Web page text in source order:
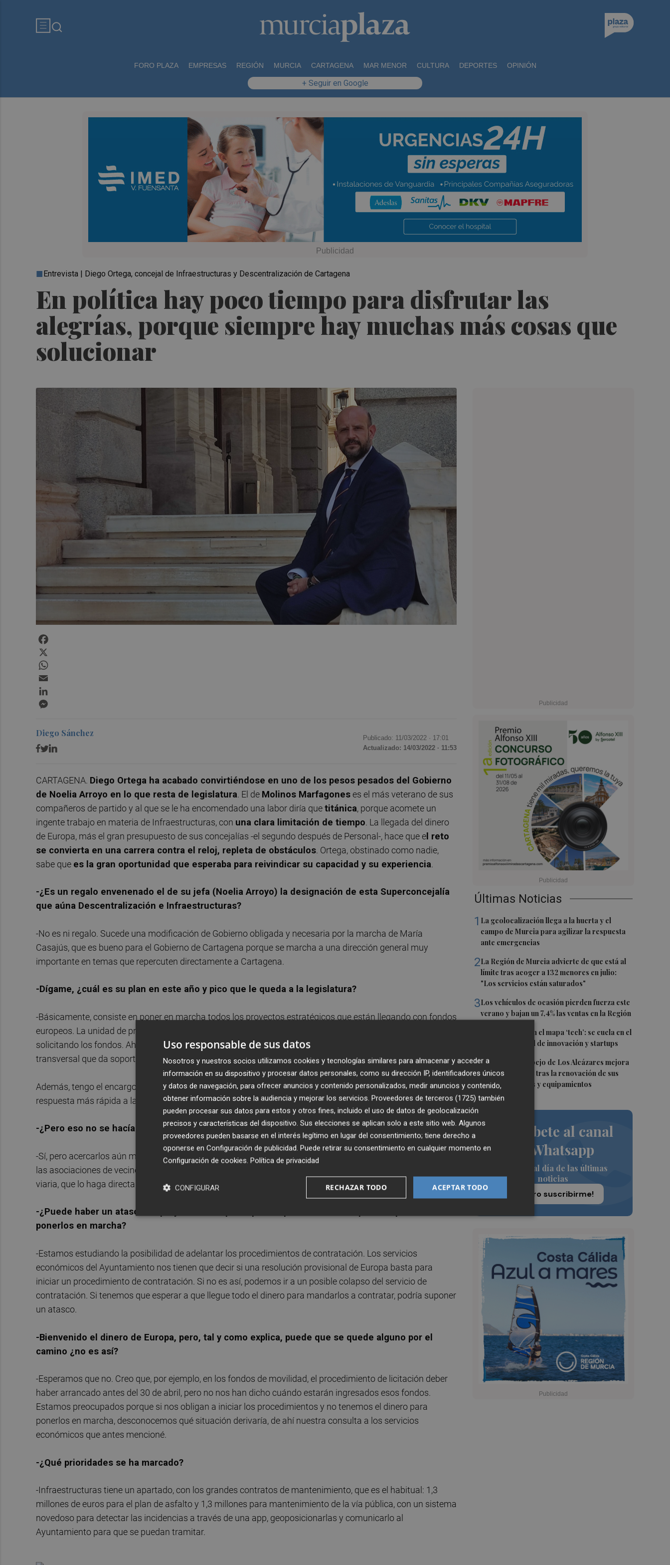
FORO PLAZA EMPRESAS REGIÓN MURCIA CARTAGENA MAR MENOR CULTURA DEPORTES OPINIÓN
+ Seguir en Google
En política hay poco tiempo para disfrutar las
alegrías, porque siempre hay muchas más cosas que
solucionar
Entrevista | Diego Ortega, concejal de Infraestructuras y Descentralización de Cartagena
Últimas Noticias
1 La geolocalización llega a la huerta y el
campo de Murcia para agilizar la respuesta
ante emergencias
2La Región de Murcia advierte de que está al
límite tras acoger a 132 menores en julio:
"Los servicios están saturados"
3Los vehículos de ocasión pierden fuerza este
verano y bajan un 7,4% las ventas en la Región
Murcia escala en el mapa ‘tech’: se cuela en el
‘top 10’ nacional de innovación y startups
5La Playa del Espejo de Los Alcázares mejora
su accesibilidad tras la renovación de sus
infraestructuras y equipamientos
Suscríbete al canal
de Whatsapp
Siempre al día de las últimas
noticias
¡Quiero suscribirme!
Diego Sánchez Publicado: 11/03/2022 · 17:01
Actualizado: 14/03/2022 · 11:53
CARTAGENA. Diego Ortega ha acabado convirtiéndose en uno de los pesos pesados del Gobierno
de Noelia Arroyo en lo que resta de legislatura. El de Molinos Marfagones es el más veterano de sus
compañeros de partido y al que se le ha encomendado una labor diría quetitánica, porque acomete un
ingente trabajo en materia de Infraestructuras, con una clara limitación de tiempo. La llegada del dinero
de Europa, más el gran presupuesto de sus concejalías -el segundo después de Personal-, hace que el reto
se convierta en una carrera contra el reloj, repleta de obstáculos. Ortega, obstinado como nadie,
sabe que es la gran oportunidad que esperaba para reivindicar su capacidad y su experiencia.
-¿Es un regalo envenenado el de su jefa (Noelia Arroyo) la designación de esta Superconcejalía
que aúna Descentralización e Infraestructuras?
-No es ni regalo. Sucede una modificación de Gobierno obligada y necesaria por la marcha de María
Casajús, que es bueno para el Gobierno de Cartagena porque se marcha a una dirección general muy
importante en temas que repercuten directamente a Cartagena.
-Dígame, ¿cuál es su plan en este año y pico que le queda a la legislatura?
-Básicamente, consiste en poner en marcha todos los proyectos estratégicos que están llegando con fondos
europeos. La unidad de proyectos europeos, que dirige Cristina Mora, está haciendo un trabajo importante
solicitando los fondos. Ahora hay que hacer realidad esos proyectos. Infraestructuras es una concejalía
transversal que da soporte a todos los servicios municipales del Ayuntamiento.
Además, tengo el encargo de la alcaldesa de acercar los servicios municipales a los vecinos, para dar una
respuesta más rápida a las necesidades y demandas que ellos nos realizan.
-¿Pero eso no se hacía ya?
-Sí, pero acercarlos aún más. Por ejemplo, la concesionaria del Servicio de Limpieza ha de interactuar con
las asociaciones de vecinos. Si ellos son los que deben dar solución a los incidentes, en cuanto a limpieza
viaria, que lo haga directamente en contacto con el usuario y a nosotros que nos informen.
-¿Puede haber un atasco de proyectos europeos que se queden sin hacer por la imposibilidad de
ponerlos en marcha?
-Estamos estudiando la posibilidad de adelantar los procedimientos de contratación. Los servicios
económicos del Ayuntamiento nos tienen que decir si una resolución provisional de Europa basta para
iniciar un procedimiento de contratación. Si no es así, podemos ir a un posible colapso del servicio de
contratación. Si tenemos que esperar a que llegue todo el dinero para mandarlos a contratar, podría suponer
un atasco.
-Bienvenido el dinero de Europa, pero, tal y como explica, puede que se quede alguno por el
camino ¿no es así?
-Esperamos que no. Creo que, por ejemplo, en los fondos de movilidad, el procedimiento de licitación deber
haber arrancado antes del 30 de abril, pero no nos han dicho cuándo estarán ingresados esos fondos.
Estamos preocupados porque si nos obligan a iniciar los procedimientos y no tenemos el dinero para
ponerlos en marcha, desconocemos qué situación derivaría, de ahí nuestra consulta a los servicios
económicos que antes mencioné.
-¿Qué prioridades se ha marcado?
-Infraestructuras tiene un apartado, con los grandes contratos de mantenimiento, que es el habitual: 1,3
millones de euros para el plan de asfalto y 1,3 millones para mantenimiento de la vía pública, con un sistema
novedoso para detectar las incidencias a través de una app, geoposicionarlas y comunicarlo al
Ayuntamiento para que se puedan tramitar.
Uso responsable de sus datos
Nosotros y nuestros socios utilizamos cookies y tecnologías similares para almacenar y acceder a
información en su dispositivo y procesar datos personales, como su dirección IP, identificadores únicos
y datos de navegación, para ofrecer anuncios y contenido personalizados, medir anuncios y contenido,
obtener información sobre la audiencia y mejorar los servicios. Proveedores de terceros (1725) también
pueden procesar sus datos para estos y otros fines, incluido el uso de datos de geolocalización
precisos y características del dispositivo. Sus elecciones se aplican solo a este sitio web. Algunos
proveedores pueden basarse en el interés legítimo en lugar del consentimiento; tiene derecho a
oponerse en Configuración de publicidad. Puede retirar su consentimiento en cualquier momento en
Configuración de cookies. Política de privacidad
ACEPTAR TODO
RECHAZAR TODO
CONFIGURAR